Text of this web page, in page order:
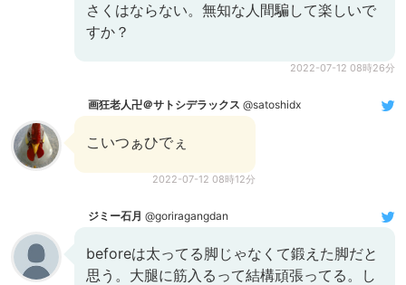
さくはならない。無知な人間騙して楽しいで
すか？
2022-07-12 08時26分
画狂老人卍＠サトシデラックス @satoshidx
こいつぁひでぇ
2022-07-12 08時12分
ジミー石月 @goriragangdan
beforeは太ってる脚じゃなくて鍛えた脚だと
思う。大腿に筋入るって結構頑張ってる。し